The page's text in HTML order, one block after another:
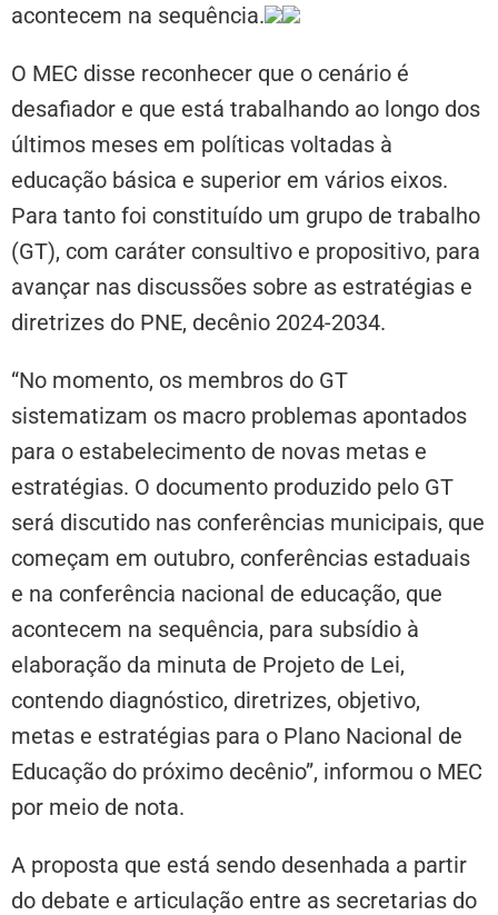
acontecem na sequência.
O MEC disse reconhecer que o cenário é
desafiador e que está trabalhando ao longo dos
últimos meses em políticas voltadas à
educação básica e superior em vários eixos.
Para tanto foi constituído um grupo de trabalho
(GT), com caráter consultivo e propositivo, para
avançar nas discussões sobre as estratégias e
diretrizes do PNE, decênio 2024-2034.
“No momento, os membros do GT
sistematizam os macro problemas apontados
para o estabelecimento de novas metas e
estratégias. O documento produzido pelo GT
será discutido nas conferências municipais, que
começam em outubro, conferências estaduais
e na conferência nacional de educação, que
acontecem na sequência, para subsídio à
elaboração da minuta de Projeto de Lei,
contendo diagnóstico, diretrizes, objetivo,
metas e estratégias para o Plano Nacional de
Educação do próximo decênio”, informou o MEC
por meio de nota.
A proposta que está sendo desenhada a partir
do debate e articulação entre as secretarias do